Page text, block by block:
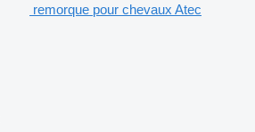
remorque pour chevaux Atec